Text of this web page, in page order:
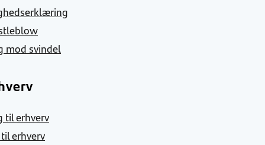
mod svindel
til erhverv
erhverv